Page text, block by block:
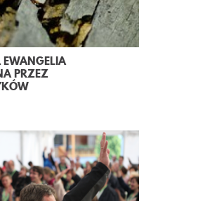
PRZEZ